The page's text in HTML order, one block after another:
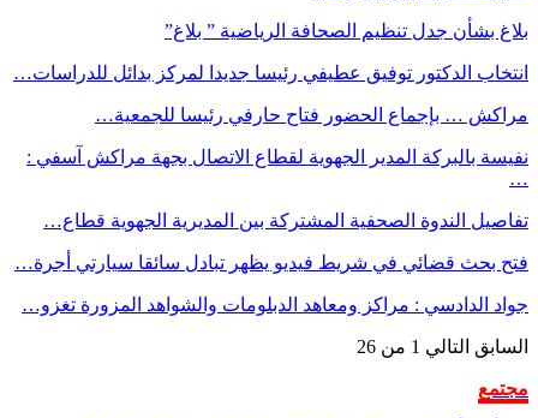
بلاغ بشأن جدل تنظيم الصحافة الرياضية ” بلاغ”
انتخاب الدكتور توفيق عطيفي رئيسا جديدا لمركز بدائل للدراسات…
مراكش … بإجماع الحضور فتاح حارفي رئيسا للجمعية…
نفيسة بالبركة المدير الجهوية لقطاع الاتصال بجهة مراكش آسفي :
…
تفاصيل الندوة الصحفية المشتركة بين المديرية الجهوية قطاع…
فتح بحث قضائي في شريط فيديو يظهر تبادل سائقا سيارتي أجرة…
جواد الدادسي : مراكز ومعاهد الدبلومات والشواهد المزورة تغزو…
السابق التالي 1 من 26
مجتمع